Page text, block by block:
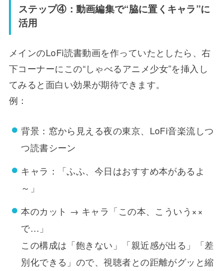
ステップ④：動画編集で“脇に置くキャラ”に
活用
メインのLoFi読書動画を作っていたとしたら、右
下コーナーにこの“しゃべるアニメ少女”を挿入し
てみると面白い効果が期待できます。
例：
背景：窓から見える夜の東京、LoFi音楽流しつ
つ読書シーン
キャラ：「ふふ、今日はおすすめ本があるよ
～」
本のカット → キャラ「この本、こういう××
で…」
この構成は「飽きない」「親近感が出る」「差
別化できる」ので、視聴者との距離がグッと縮